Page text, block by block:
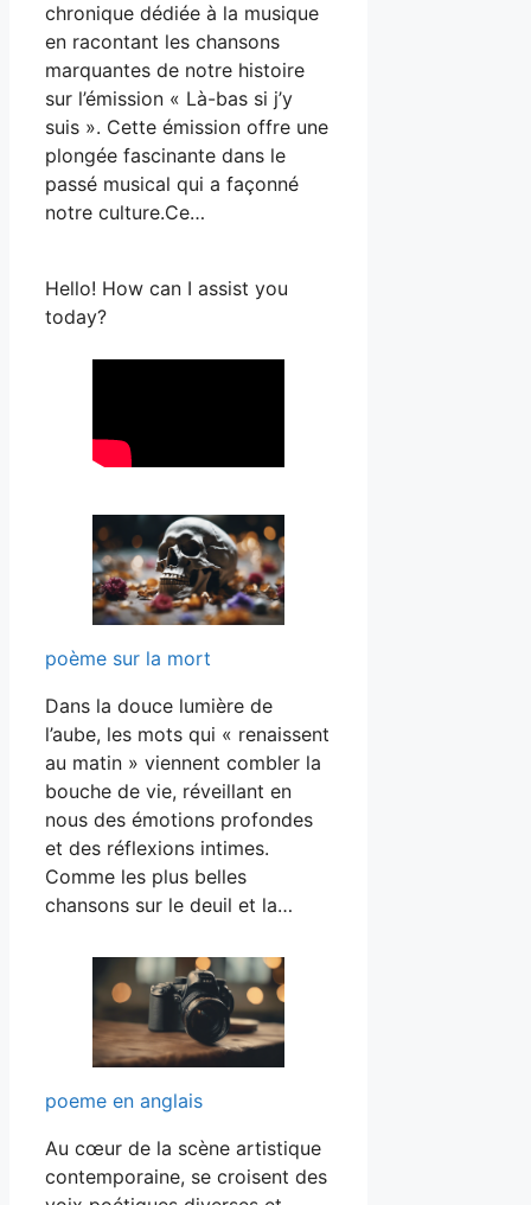
chronique dédiée à la musique
en racontant les chansons
marquantes de notre histoire
sur l’émission « Là-bas si j’y
suis ». Cette émission offre une
plongée fascinante dans le
passé musical qui a façonné
notre culture.Ce…
Hello! How can I assist you
today?
poème sur la mort
Dans la douce lumière de
l’aube, les mots qui « renaissent
au matin » viennent combler la
bouche de vie, réveillant en
nous des émotions profondes
et des réflexions intimes.
Comme les plus belles
chansons sur le deuil et la…
poeme en anglais
Au cœur de la scène artistique
contemporaine, se croisent des